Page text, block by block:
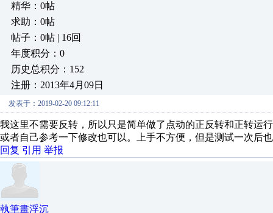
精华：0帖
求助：0帖
帖子：0帖 | 16回
年度积分：0
历史总积分：152
注册：2013年4月09日
发表于：2019-02-20 09:12:11
我这里不需要反转，所以只是简单做了点动的正反转和正转运
或者自己参考一下修改也可以。上手不方便，但是测试一次后
回复 引用 举报
執筆畫浮沉